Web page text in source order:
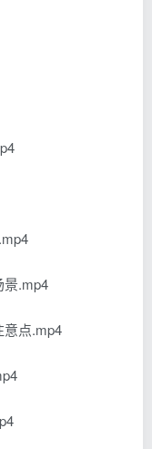
景.mp4
意点.mp4